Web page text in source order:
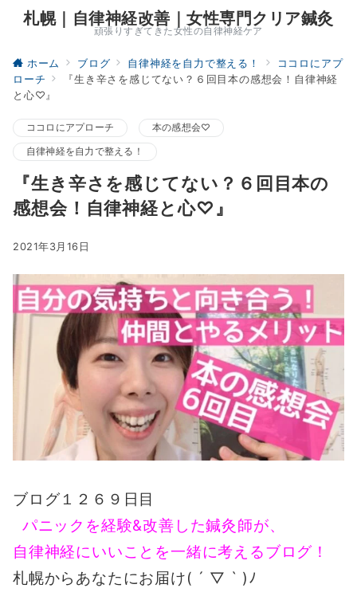
札幌｜自律神経改善｜女性専門クリア鍼灸
頑張りすぎてきた女性の自律神経ケア
ホーム ブログ 自律神経を自力で整える！
ココロにアプ
ローチ
『生き辛さを感じてない？６回目本の感想会！自律神経
と心♡』
ココロにアプローチ 本の感想会♡
自律神経を自力で整える！
『生き辛さを感じてない？６回目本の
感想会！自律神経と心♡』
2021年3月16日
ブログ１２６９日目
パニックを経験&改善した鍼灸師が、
自律神経にいいことを一緒に考えるブログ！
札幌からあなたにお届け( ´ ▽ ` )ﾉ